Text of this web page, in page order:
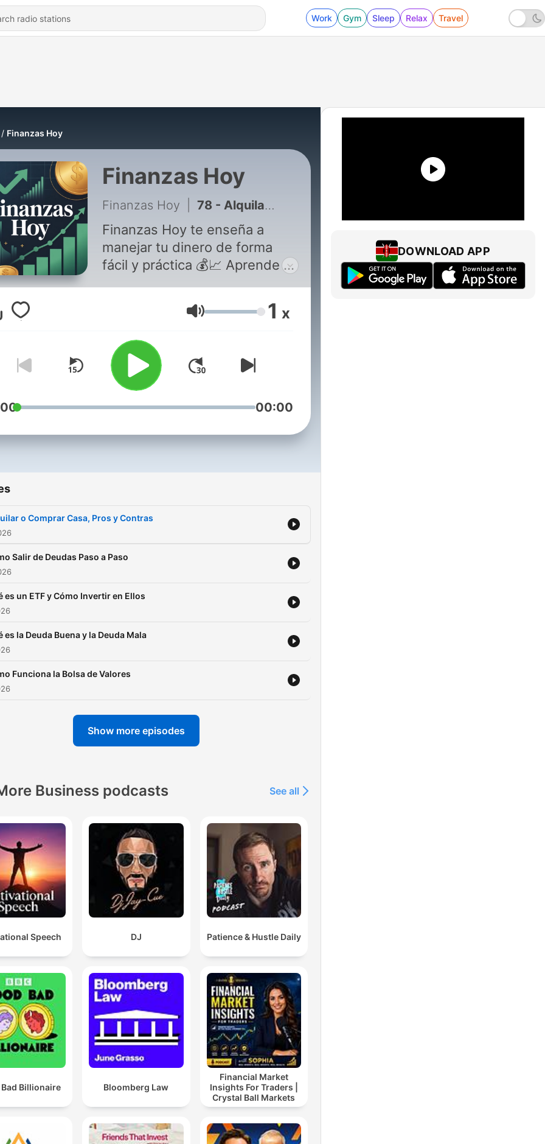
Work Gym Sleep Relax Travel
Finanzas Hoy
Finanzas Hoy
Finanzas Hoy 78 - Alquilar o Comprar Casa, Pros y Contras
Finanzas Hoy te enseña a
manejar tu dinero de forma
fácil y práctica 💰📈 Aprende a
libertad financiera con
ejemplos simples y consejos
#finanzas #dinero #ahorro
#invertir #bolsa #economia
#ingresos #gastos #ahorrar
#salario #banco #tarjeta
https://www.spreaker.com/podcast/finanzas-
Volume 1 x
00:00
o Comprar Casa, Pros y Contras
Salir de Deudas Paso a Paso
es un ETF y Cómo Invertir en Ellos
es la Deuda Buena y la Deuda Mala
Funciona la Bolsa de Valores
Show more episodes
Business podcasts See all
Speech DJ Patience & Hustle Daily
Billionaire Bloomberg Law
Financial Market
Insights For Traders |
Crystal Ball Markets
DOWNLOAD APP